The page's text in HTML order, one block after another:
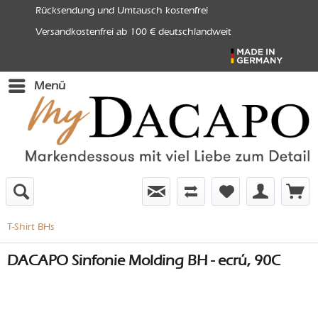
Rücksendung und Umtausch kostenfrei
Versandkostenfrei ab 100 € deutschlandweit
Menü
T-Shirt BHs
DACAPO Sinfonie Molding BH - ecrú, 90C